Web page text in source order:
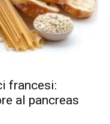
francesi:
al pancreas